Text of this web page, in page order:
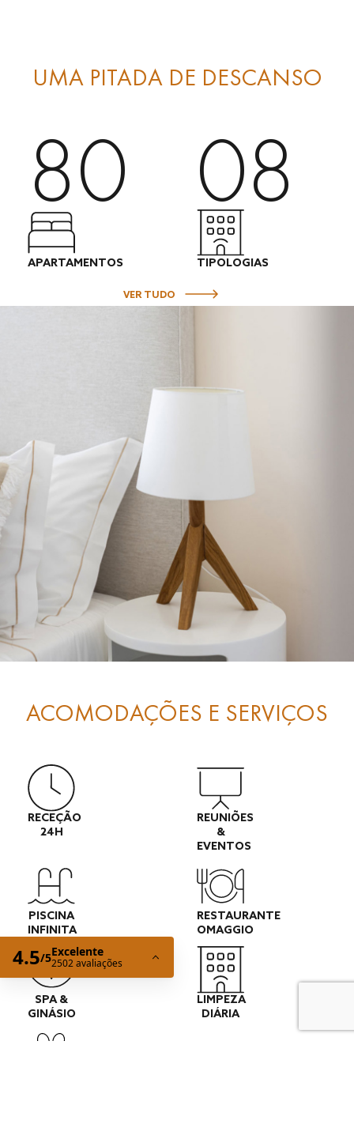
UMA PITADA DE DESCANSO
80
APARTAMENTOS
08
TIPOLOGIAS
VER TUDO
ACOMODAÇÕES E SERVIÇOS
RECEÇÃO
24H
REUNIÕES
&
EVENTOS
PISCINA
INFINITA
RESTAURANTE
OMAGGIO
SPA &
GINÁSIO
LIMPEZA
DIÁRIA